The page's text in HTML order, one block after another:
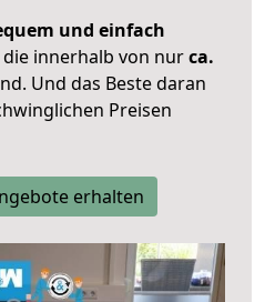
und einfach
die innerhalb von nurca.
Und das Beste daran
Preisen
erhalten